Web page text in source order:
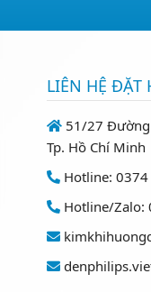
LIÊN HỆ ĐẶT
51/27
Tp. Hồ Chí Minh
Hotline:
Hotline/Zalo: